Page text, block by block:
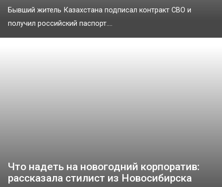
Бывший житель Казахстана подписал контракт СВО и
получил российский паспорт....
Что надеть на новогодний корпоратив:
рассказала стилист из Новосибирска